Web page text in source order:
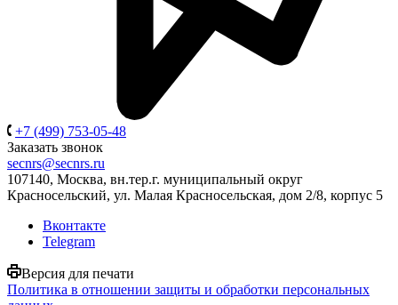
+7 (499) 753-05-48
Заказать звонок
secnrs@secnrs.ru
107140, Москва, вн.тер.г. муниципальный округ
Красносельский, ул. Малая Красносельская, дом 2/8, корпус 5
Вконтакте
Telegram
Версия для печати
Политика в отношении защиты и обработки персональных